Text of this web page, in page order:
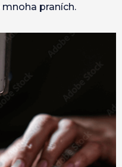
praních.